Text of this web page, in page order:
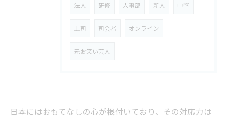
法人 研修 人事部 新人 中堅
上司 司会者 オンライン
元お笑い芸人
日本にはおもてなしの心が根付いており、その対応力は